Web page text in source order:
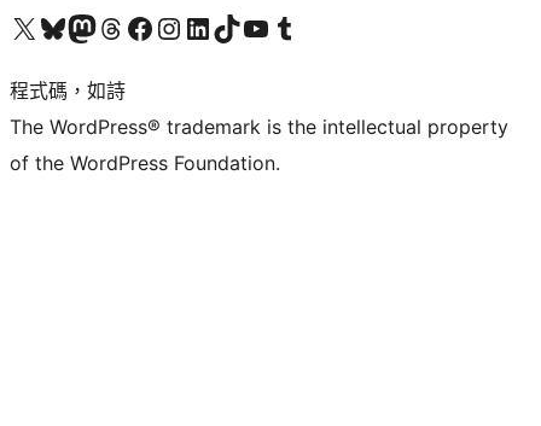
查看我們的 X (之前的 Twitter) 帳號造訪我們的 Bluesky 帳號造訪我們的 Mastodon 帳號造訪我們的 Threads 帳號 造訪我們的 Facebook 粉絲專頁Visit our Instagram account
Visit our LinkedIn account
造訪我們的 TikTok 帳號Visit our YouTube channel
造訪我們的 Tumblr 帳號
程式碼，如詩
The WordPress® trademark is the intellectual property
of the WordPress Foundation.